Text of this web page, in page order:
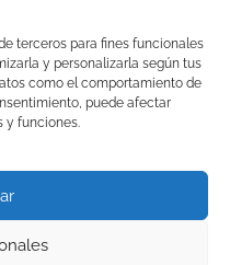
terceros para fines funcionales
y personalizarla según tus
como el comportamiento de
puede afectar
y funciones.
(1) proyectos(3)
toma de decisiones(1)